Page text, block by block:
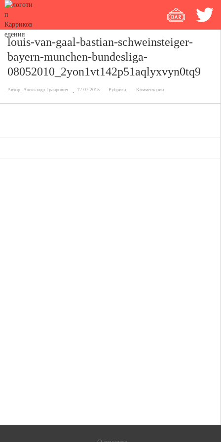
louis-van-gaal-bastian-schweinsteiger-
bayern-munchen-bundesliga-
08052010_2yon1vt142p51aqlyxvyn0tq9
Автор: Александр Граирович 12.07.2015 Рубрика: Комментарии